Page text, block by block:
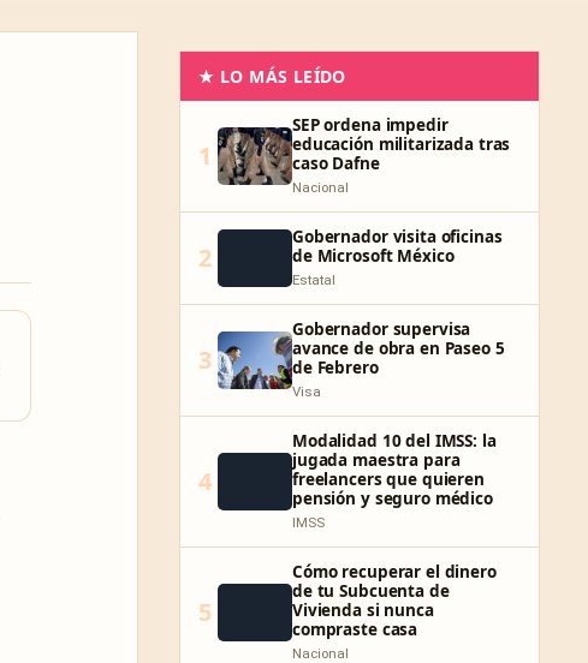
★ LO MÁS LEÍDO
1
SEP ordena impedir
educación militarizada tras
caso Dafne
Nacional
2
Gobernador visita oficinas
de Microsoft México
Estatal
3
Gobernador supervisa
avance de obra en Paseo 5
de Febrero
Visa
4
Modalidad 10 del IMSS: la
jugada maestra para
freelancers que quieren
pensión y seguro médico
IMSS
5
Cómo recuperar el dinero
de tu Subcuenta de
Vivienda si nunca
compraste casa
Nacional